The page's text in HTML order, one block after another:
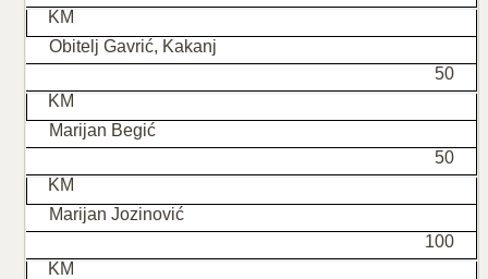
KM
Obitelj Gavrić, Kakanj
50
KM
Marijan Begić
50
KM
Marijan Jozinović
100
KM